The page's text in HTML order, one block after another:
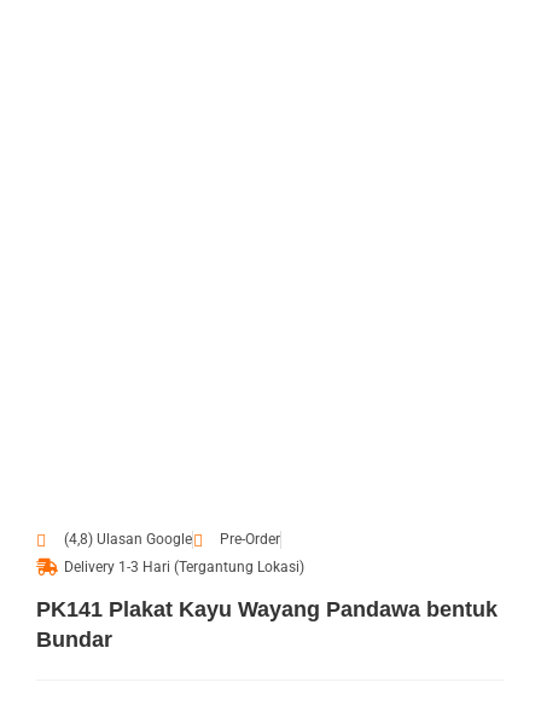
(4,8) Ulasan Google
Pre-Order
Delivery 1-3 Hari (Tergantung Lokasi)
PK141 Plakat Kayu Wayang Pandawa bentuk
Bundar